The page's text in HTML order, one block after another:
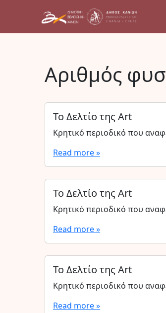
Αριθμός
Το Δελτίο της Art
Κρητικό περιοδικό που
Read more »
Το Δελτίο της Art
Κρητικό περιοδικό που
Read more »
Το Δελτίο της Art
Κρητικό περιοδικό που
Read more »